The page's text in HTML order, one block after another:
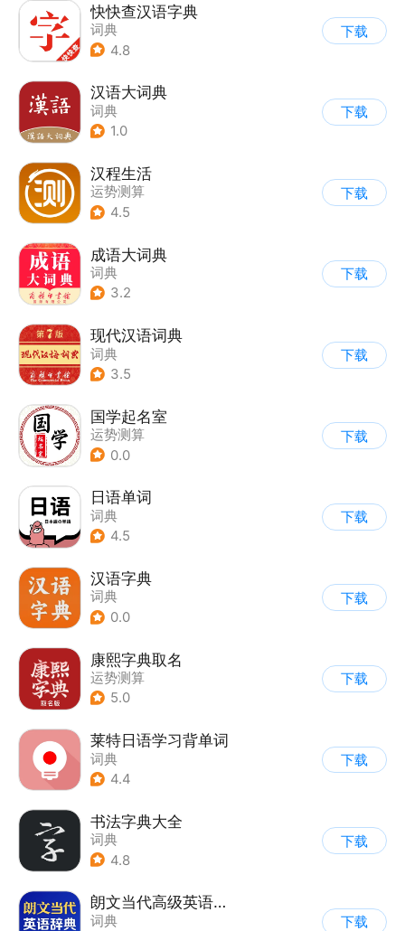
快快查汉语字典
词典
4.8
下载
汉语大词典
词典
1.0
下载
汉程生活
运势测算
4.5
下载
成语大词典
词典
3.2
下载
现代汉语词典
词典
3.5
下载
国学起名室
运势测算
0.0
下载
日语单词
词典
4.5
下载
汉语字典
词典
0.0
下载
康熙字典取名
运势测算
5.0
下载
莱特日语学习背单词
词典
4.4
下载
书法字典大全
词典
4.8
下载
朗文当代高级英语词典
词典
下载